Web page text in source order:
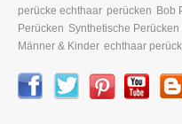
perücke echthaar perücken Bob
Perücken Synthetische Perücken
Männer & Kinder echthaar